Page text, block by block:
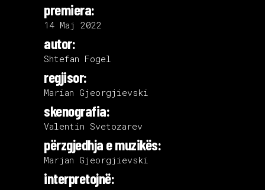
premiera:
14 Maj 2022
autor:
Shtefan Fogel
regjisor:
Marian Gjeorgjievski
skenografia:
Valentin Svetozarev
përzgjedhja e muzikës:
Marjan Gjeorgjievski
interpretojnë: